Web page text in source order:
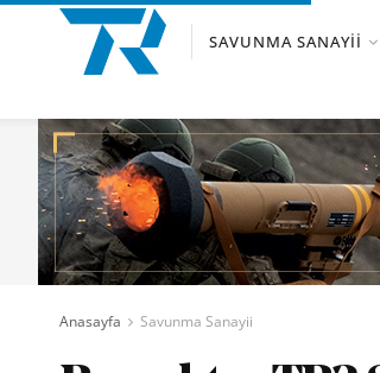
SAVUNMA SANAYII
Anasayfa Savunma Sanayii